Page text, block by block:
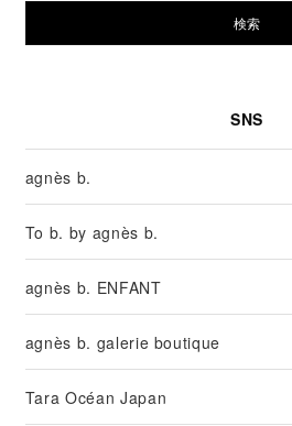
検索
SNS
agnès b.
To b. by agnès b.
agnès b. ENFANT
agnès b. galerie boutique
Tara Océan Japan